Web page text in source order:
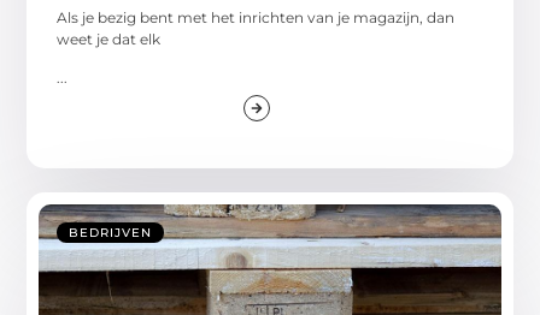
Als je bezig bent met het inrichten van je magazijn, dan
weet je dat elk
...
BEDRIJVEN